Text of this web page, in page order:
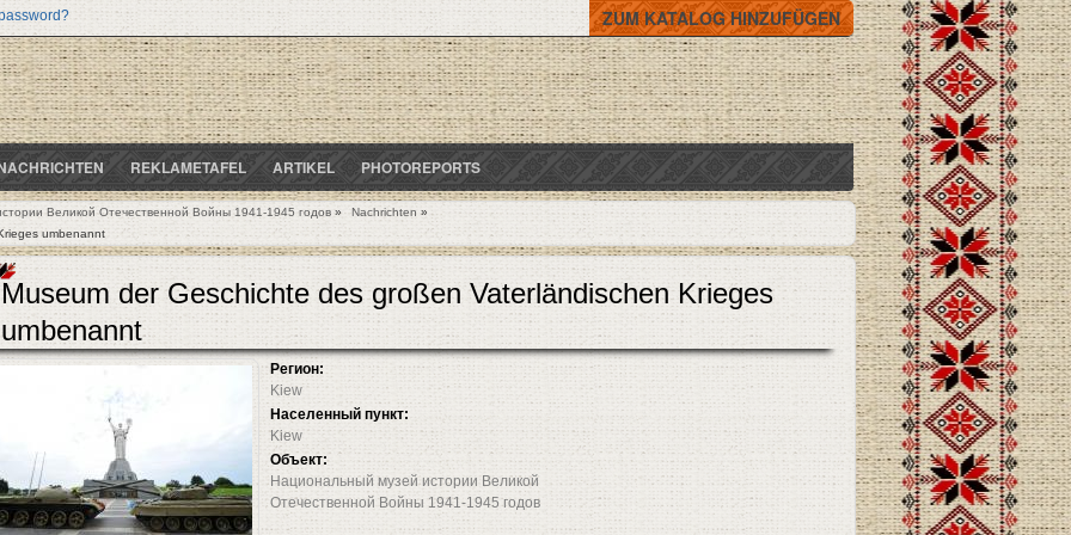
ZUM KATALOG HINZUFÜGEN
REKLAMETAFEL ARTIKEL PHOTOREPORTS
Великой Отечественной Войны 1941-1945 годов » Nachrichten »
umbenannt
Museum der Geschichte des großen Vaterländischen Krieges
umbenannt
Регион:
Kiew
Населенный пункт:
Kiew
Объект:
Национальный музей истории Великой
Отечественной Войны 1941-1945 годов